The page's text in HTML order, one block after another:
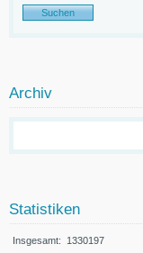
Archiv
Statistiken
Insgesamt: 1330197